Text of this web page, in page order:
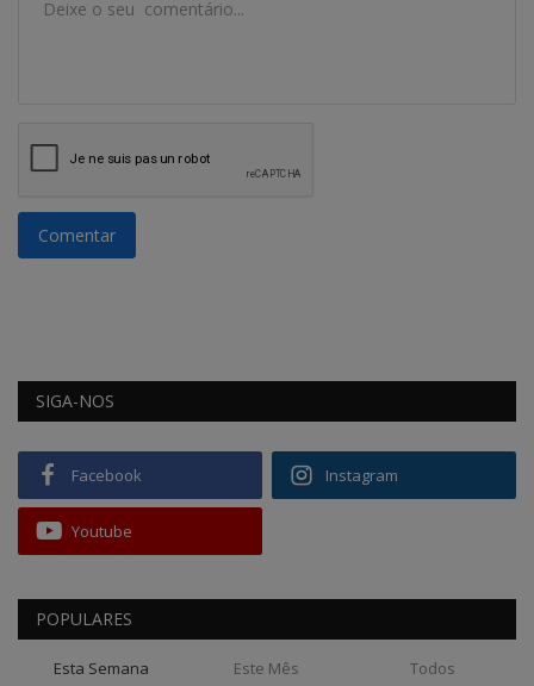
Comentar
SIGA-NOS
Facebook Instagram
Youtube
POPULARES
Esta Semana Este Mês Todos